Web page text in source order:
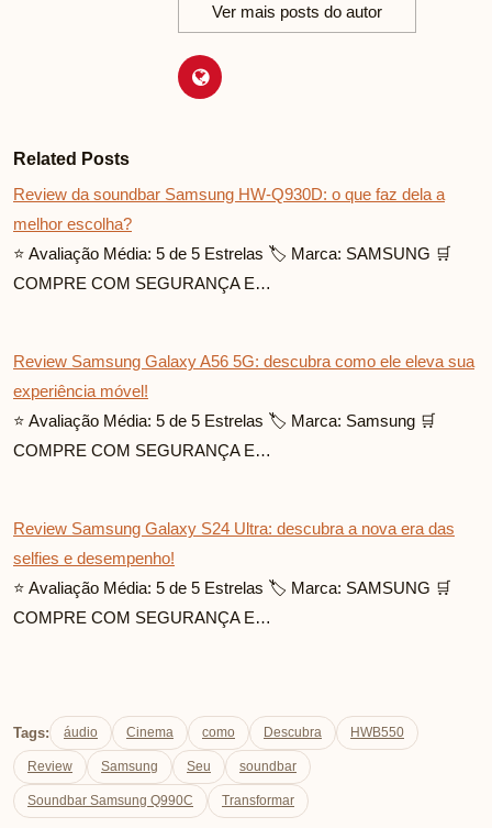
Ver mais posts do autor
Related Posts
Review da soundbar Samsung HW-Q930D: o que faz dela a
melhor escolha?
⭐ Avaliação Média: 5 de 5 Estrelas 🏷️ Marca: SAMSUNG 🛒
COMPRE COM SEGURANÇA E…
Review Samsung Galaxy A56 5G: descubra como ele eleva sua
experiência móvel!
⭐ Avaliação Média: 5 de 5 Estrelas 🏷️ Marca: Samsung 🛒
COMPRE COM SEGURANÇA E…
Review Samsung Galaxy S24 Ultra: descubra a nova era das
selfies e desempenho!
⭐ Avaliação Média: 5 de 5 Estrelas 🏷️ Marca: SAMSUNG 🛒
COMPRE COM SEGURANÇA E…
Tags: áudio Cinema como Descubra HWB550
Review Samsung Seu soundbar
Soundbar Samsung Q990C Transformar